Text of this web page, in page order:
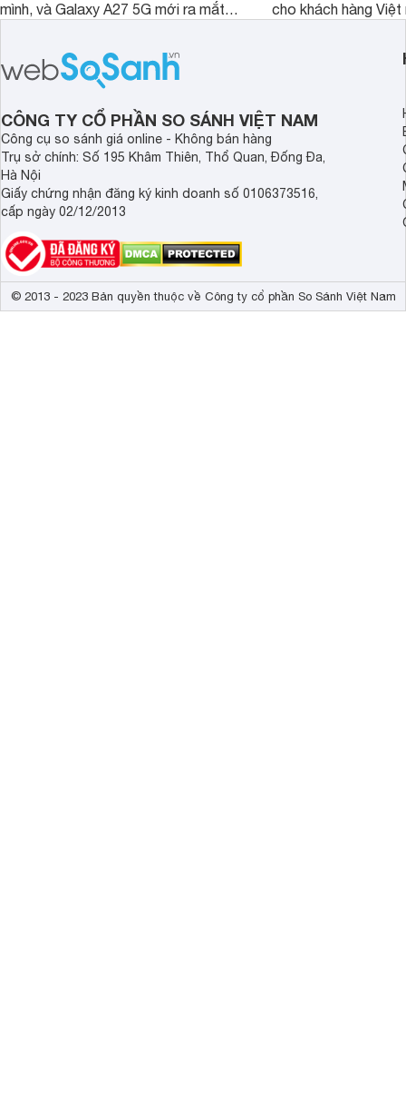
mình, và Galaxy A27 5G mới ra mắt
tới cho người dùng một thiết bị chất
lượng với nhiều trang bị ấn tượng và
độ bền bỉ cho nhu cầu sử dụng lâu
dài.
cho khách hàng Việt
trang bị hiện đại
CÔNG TY CỔ PHẦN SO SÁNH VIỆT NAM
Công cụ so sánh giá online - Không bán hàng
Trụ sở chính: Số 195 Khâm Thiên, Thổ Quan, Đống Đa,
Hà Nội
Giấy chứng nhận đăng ký kinh doanh số 0106373516,
cấp ngày 02/12/2013
© 2013 - 2023 Bản quyền thuộc về Công ty cổ phần So Sánh Việt Nam